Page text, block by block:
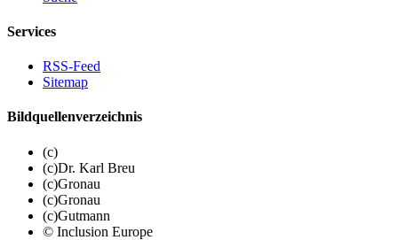
Services
RSS-Feed
Sitemap
Bildquellenverzeichnis
(c)
(c)Dr. Karl Breu
(c)Gronau
(c)Gronau
(c)Gutmann
© Inclusion Europe